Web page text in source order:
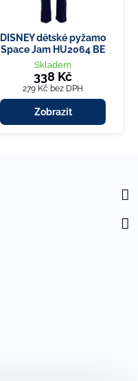
DISNEY dětské pyžamo
Space Jam HU2064 BE
Skladem
338 Kč
279 Kč bez DPH
Zobrazit